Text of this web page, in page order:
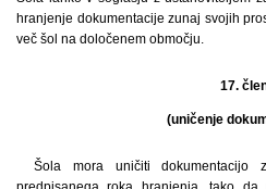
hranjenje dokumentacije zunaj svojih
več šol na določenem območju.
17.
(uničenje
Šola mora uničiti dokumentacijo